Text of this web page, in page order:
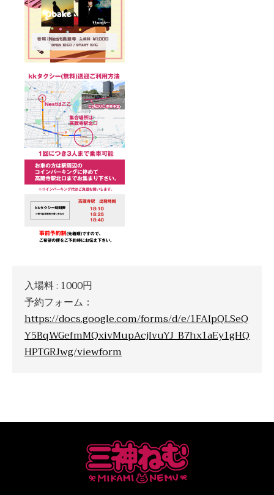
入場料 : 1000円
予約フォーム：
https://docs.google.com/forms/d/e/1FAIpQLSeQ
Y5BqWGefmMQxivMupAcjIvuYJ_B7hx1aEy1gHQ
HPTGRJwg/viewform